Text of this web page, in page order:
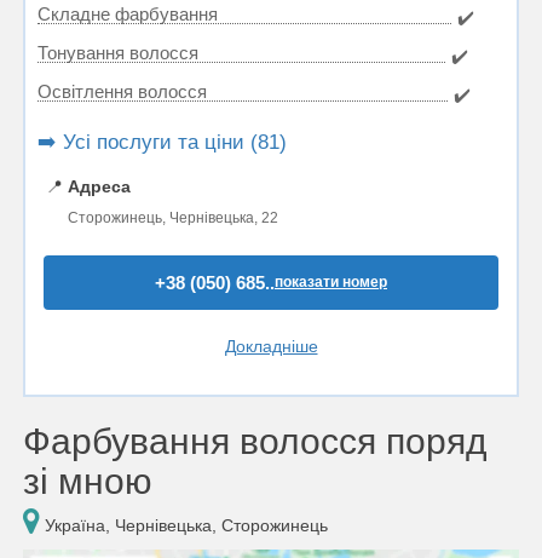
Складне фарбування
✔️
Тонування волосся
✔️
Освітлення волосся
✔️
➡️ Усі послуги та ціни (81)
📍 Адреса
Сторожинець, Чернівецька, 22
+38 (050) 685..показати номер
Докладніше
Фарбування волосся поряд
зі мною
Україна, Чернівецька, Сторожинець